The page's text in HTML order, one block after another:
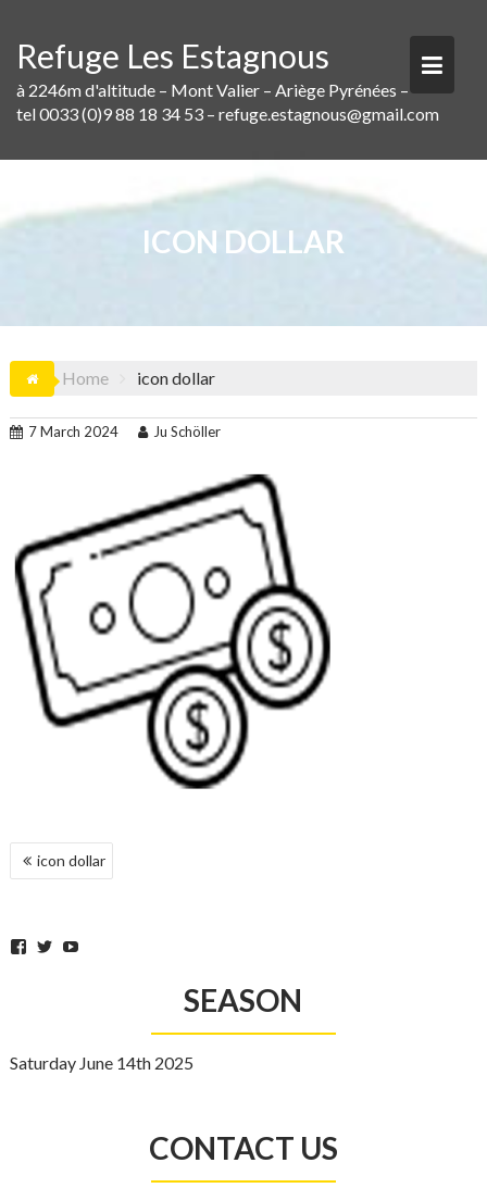
content
Refuge Les Estagnous
à 2246m d'altitude – Mont Valier – Ariège Pyrénées –
tel 0033 (0)9 88 18 34 53 – refuge.estagnous@gmail.com
ICON DOLLAR
Home icon dollar
7 March 2024 Ju Schöller
POST
NAVIGATION
icon dollar
Facebook
TwitterYouTube
SEASON
Saturday June 14th 2025
CONTACT US